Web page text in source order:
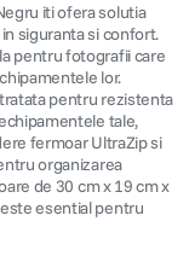
iti ofera solutia
siguranta si confort.
pentru fotografii care
lor.
pentru rezistenta
tale,
fermoar UltraZip si
organizarea
de 30 cm x 19 cm x
esential pentru